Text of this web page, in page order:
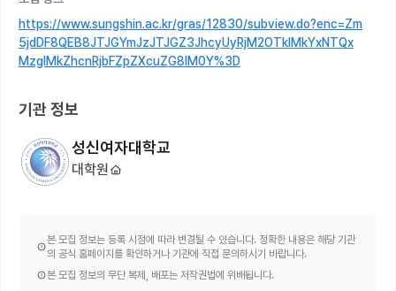
https://www.sungshin.ac.kr/gras/12830/subview.do?enc=Zm
5jdDF8QEB8JTJGYmJzJTJGZ3JhcyUyRjM2OTklMkYxNTQx
MzglMkZhcnRjbFZpZXcuZG8lM0Y%3D
기관 정보
성신여자대학교
대학원
본 모집 정보는 등록 시점에 따라 변경될 수 있습니다. 정확한 내용은 해당 기관
의 공식 홈페이지를 확인하거나 기관에 직접 문의하시기 바랍니다.
본 모집 정보의 무단 복제, 배포는 저작권법에 위배됩니다.